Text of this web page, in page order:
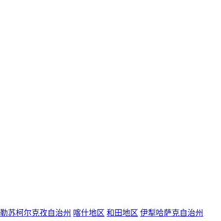
苏柯尔克孜自治州 喀什地区 和田地区 伊犁哈萨克自治州